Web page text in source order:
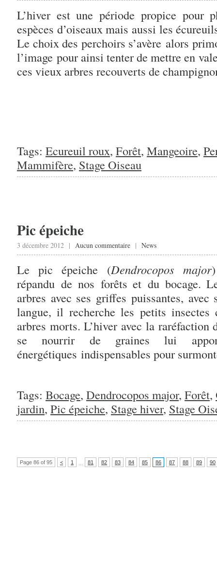
L’hiver est une période propice pour
espèces d’oiseaux mais aussi les
Le choix des perchoirs s’avère alors
l’image pour ainsi tenter de mettre en
ces vieux arbres recouverts de
Tags: Ecureuil roux, Forêt, Mangeoire,
Mammifère, Stage Oiseau
Pic épeiche
3 décembre 2012 | Aucun commentaire | News
Le pic épeiche (Dendrocopos major
répandu de nos forêts et du bocage.
arbres avec ses griffes puissantes,
langue, il recherche les petits insectes
arbres morts. L’hiver avec la raréfaction
se nourrir de graines lui
énergétiques indispensables pour
Tags: Bocage, Dendrocopos major, Forêt,
jardin, Pic épeiche, Stage hiver, Stage
Page 86 of 95 < 1 81 82 83 84 85 86 87 88 89 90